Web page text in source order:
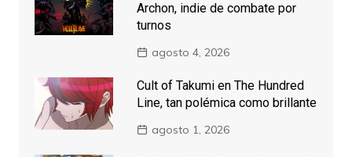
Archon, indie de combate por
turnos
agosto 4, 2026
Cult of Takumi en The Hundred
Line, tan polémica como brillante
agosto 1, 2026